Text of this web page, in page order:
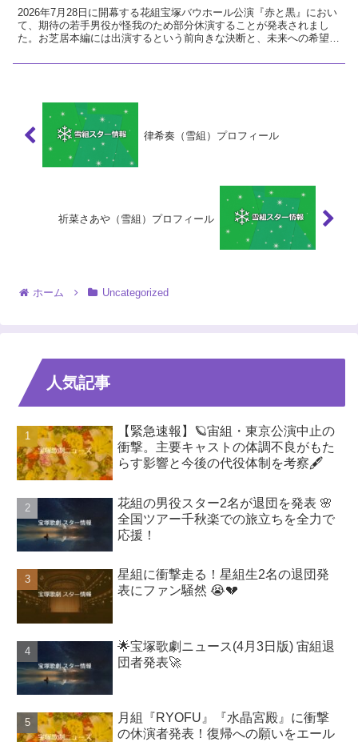
2026年7月28日に開幕する花組宝塚バウホール公演『赤と黒』におい
て、期待の若手男役が怪我のため部分休演することが発表されまし
た。お芝居本編には出演するという前向きな決断と、未来への希望に
律希奏（雪組）プロフィール
祈菜さあや（雪組）プロフィール
ホーム Uncategorized
人気記事
【緊急速報】🪐宙組・東京公演中止の
衝撃。主要キャストの体調不良がもた
らす影響と今後の代役体制を考察🖋️
花組の男役スター2名が退団を発表 🌸
全国ツアー千秋楽での旅立ちを全力で
応援！
星組に衝撃走る！星組生2名の退団発
表にファン騒然 😭💔
🌟宝塚歌劇ニュース(4月3日版) 宙組退
団者発表🚀
月組『RYOFU』『水晶宮殿』に衝撃
の休演者発表！復帰への願いをエール